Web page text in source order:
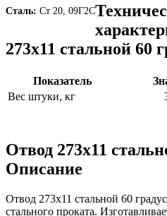
Сталь: Ст 20, 09Г2С
273х11 стальной 60
Показатель
Вес штуки, кг
Отвод 273х11
Описание
Отвод 273х11 стальной 60
стального проката.